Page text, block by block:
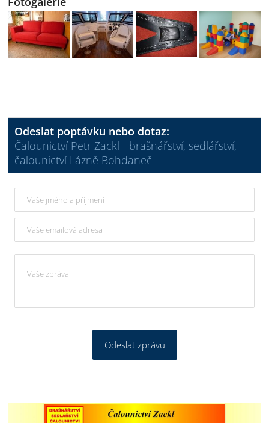
Odeslat poptávku nebo dotaz:
Čalounictví Petr Zackl - brašnářství, sedlářství,
čalounictví Lázně Bohdaneč
Odeslat zprávu